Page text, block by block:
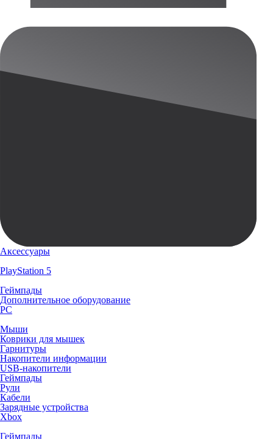
Аксессуары
PlayStation 5
Геймпады
Дополнительное оборудование
PC
Мыши
Коврики для мышек
Гарнитуры
Накопители информации
USB-накопители
Геймпады
Рули
Кабели
Зарядные устройства
Xbox
Геймпады